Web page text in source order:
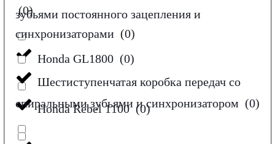
(0)
Honda GL1800 (0)
Honda Rebel 1100 (0)
зубьями постоянного зацепления и
синхронизаторами (0)
Шестиступенчатая коробка передач со
спиральными зубьями и синхронизатором (0)